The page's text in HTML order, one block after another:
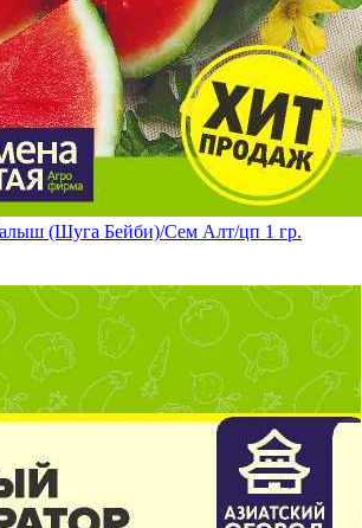
(Шуга Бейби)/Сем Алт/цп 1 гр.